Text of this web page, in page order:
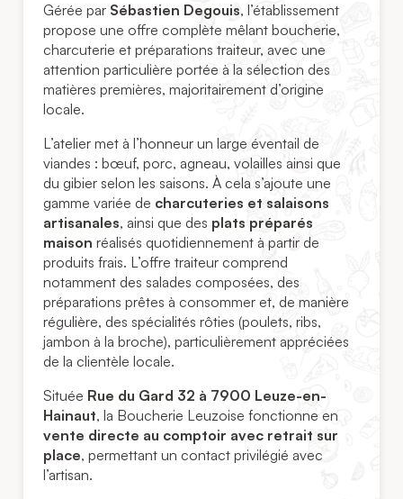
Gérée par Sébastien Degouis, l’établissement
propose une offre complète mêlant boucherie,
charcuterie et préparations traiteur, avec une
attention particulière portée à la sélection des
matières premières, majoritairement d’origine
locale.
L’atelier met à l’honneur un large éventail de
viandes : bœuf, porc, agneau, volailles ainsi que
du gibier selon les saisons. À cela s’ajoute une
gamme variée de charcuteries et salaisons
artisanales, ainsi que des plats préparés
maison réalisés quotidiennement à partir de
produits frais. L’offre traiteur comprend
notamment des salades composées, des
préparations prêtes à consommer et, de manière
régulière, des spécialités rôties (poulets, ribs,
jambon à la broche), particulièrement appréciées
de la clientèle locale.
Située Rue du Gard 32 à 7900 Leuze-en-
Hainaut, la Boucherie Leuzoise fonctionne en
vente directe au comptoir avec retrait sur
place, permettant un contact privilégié avec
l’artisan.